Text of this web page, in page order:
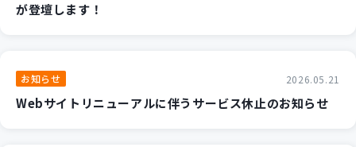
が登壇します！
お知らせ 2026.05.21
Webサイトリニューアルに伴うサービス休止のお知らせ